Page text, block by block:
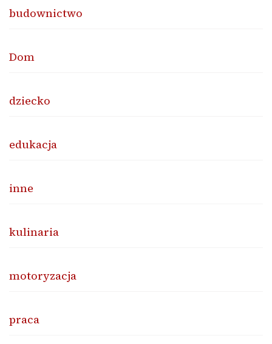
budownictwo
Dom
dziecko
edukacja
inne
kulinaria
motoryzacja
praca